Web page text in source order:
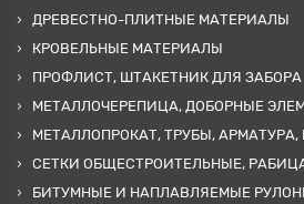
ДРЕВЕСТНО-ПЛИТНЫЕ МАТЕРИАЛЫ
КРОВЕЛЬНЫЕ МАТЕРИАЛЫ
ПРОФЛИСТ, ШТАКЕТНИК ДЛЯ ЗАБОРА
МЕТАЛЛОЧЕРЕПИЦА, ДОБОРНЫЕ
МЕТАЛЛОПРОКАТ, ТРУБЫ, АРМАТУРА,
СЕТКИ ОБЩЕСТРОИТЕЛЬНЫЕ,
БИТУМНЫЕ И НАПЛАВЛЯЕМЫЕ